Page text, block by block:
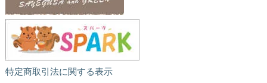
特定商取引法に関する表示